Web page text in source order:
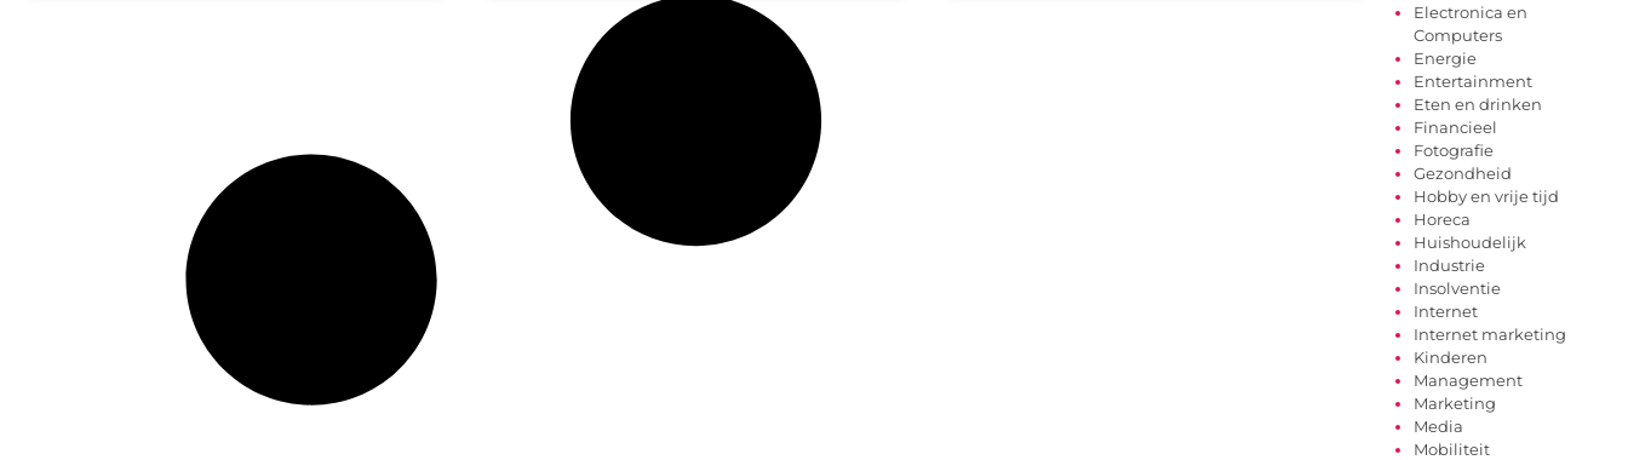
Electronica en
Computers
Energie
Entertainment
Eten en drinken
Financieel
Fotografie
Gezondheid
Hobby en vrije tijd
Horeca
Huishoudelijk
Industrie
Insolventie
Internet
Internet marketing
Kinderen
Management
Marketing
Media
Mobiliteit